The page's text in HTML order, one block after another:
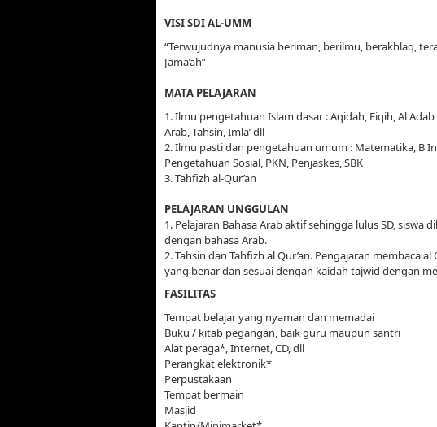
VISI SDI AL-UMM
“Terwujudnya manusia beriman, berilmu, berakhlaq,
Jama’ah”
MATA PELAJARAN
1. Ilmu pengetahuan Islam dasar : Aqidah, Fiqih, Al Adab
Arab, Tahsin, Imla’ dll
2. Ilmu pasti dan pengetahuan umum : Matematika, B
Pengetahuan Sosial, PKN, Penjaskes, SBK
3. Tahfizh al-Qur’an
PELAJARAN UNGGULAN
1. Pelajaran Bahasa Arab aktif sehingga lulus SD,
dengan bahasa Arab.
2. Tahsin dan Tahfizh al Qur’an. Pengajaran membaca
yang benar dan sesuai dengan kaidah tajwid dengan
FASILITAS
Tempat belajar yang nyaman dan memadai
Buku / kitab pegangan, baik guru maupun santri
Alat peraga*, Internet, CD, dll
Perangkat elektronik*
Perpustakaan
Tempat bermain
Masjid